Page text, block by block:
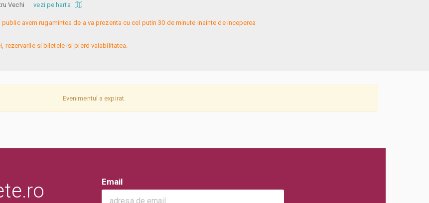
Vechivezi pe harta
avem rugamintea de a va prezenta cu cel putin 30 de minute inainte de inceperea
rezervarile si biletele isi pierd valabilitatea.
Evenimentul a expirat.
Email